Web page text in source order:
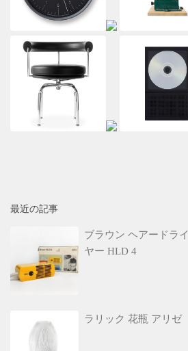
最近の記事
ブラウン ヘアードライ
ヤー HLD 4
ラリック 花瓶 アリゼ